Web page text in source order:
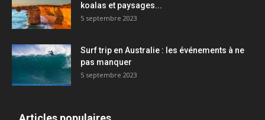
koalas et paysages...
5 septembre 2023
Surf trip en Australie : les événements à ne
pas manquer
5 septembre 2023